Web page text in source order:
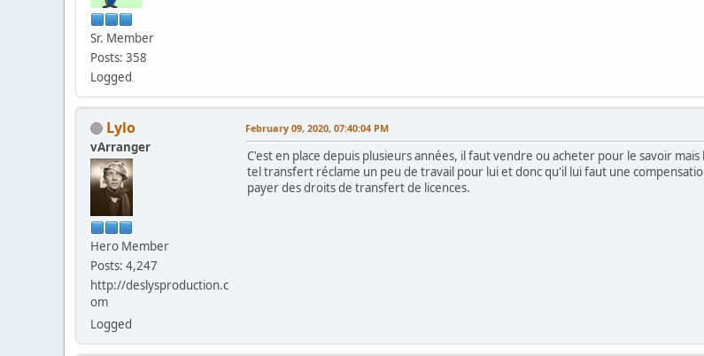
Sr. Member
Posts: 358
Logged
Lylo
vArranger
Hero Member
Posts: 4,247
http://deslysproduction.c
om
Logged
February 09, 2020, 07:40:04 PM
C'est en place depuis plusieurs années, il faut vendre ou acheter pour le savoir
tel transfert réclame un peu de travail pour lui et donc qu'il lui faut une
payer des droits de transfert de licences.